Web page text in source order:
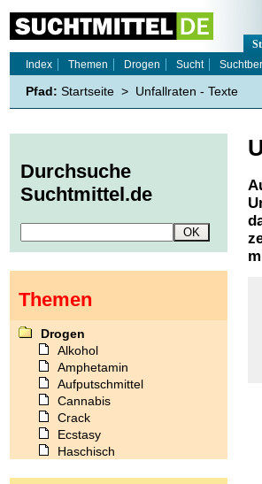
Index
Themen Drogen Sucht
Pfad: Startseite > Unfallraten - Texte
Durchsuche
Suchtmittel.de
Themen
Drogen
Alkohol
Amphetamin
Aufputschmittel
Cannabis
Crack
Ecstasy
Haschisch